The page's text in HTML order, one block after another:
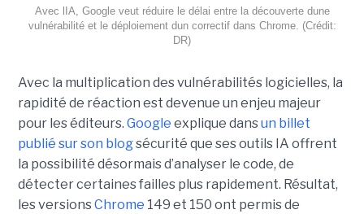
Avec lIA, Google veut réduire le délai entre la découverte dune
vulnérabilité et le déploiement dun correctif dans Chrome. (Crédit:
DR)
Avec la multiplication des vulnérabilités logicielles, la
rapidité de réaction est devenue un enjeu majeur
pour les éditeurs. Google explique dansun billet
publié sur son blogsécurité que ses outils IA offrent
la possibilité désormais d’analyser le code, de
détecter certaines failles plus rapidement. Résultat,
les versionsChrome 149 et 150 ont permis de